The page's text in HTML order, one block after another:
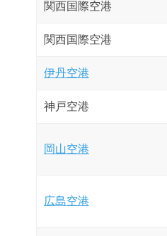
関西国際空港
関西国際空港
伊丹空港
神戸空港
岡山空港
広島空港